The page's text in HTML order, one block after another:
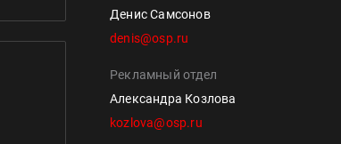
Денис Самсонов
denis@osp.ru
Рекламный отдел
Александра Козлова
kozlova@osp.ru